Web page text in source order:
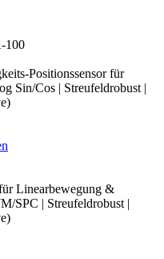
100
Positionssensor für
Sin/Cos | Streufeldrobust |
Linearbewegung &
SPC | Streufeldrobust |